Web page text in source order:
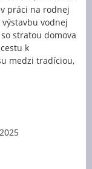
práci na rodnej
vodnej
stratou domova
k
medzi tradíciou,